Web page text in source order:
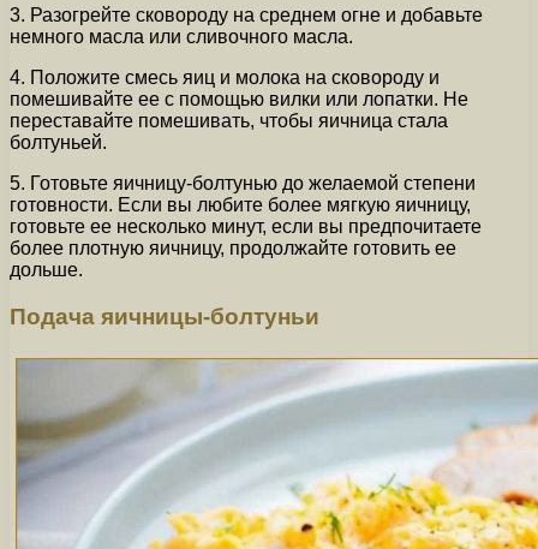
3. Разогрейте сковороду на среднем огне и добавьте
немного масла или сливочного масла.
4. Положите смесь яиц и молока на сковороду и
помешивайте ее с помощью вилки или лопатки. Не
переставайте помешивать, чтобы яичница стала
болтуньей.
5. Готовьте яичницу-болтунью до желаемой степени
готовности. Если вы любите более мягкую яичницу,
готовьте ее несколько минут, если вы предпочитаете
более плотную яичницу, продолжайте готовить ее
дольше.
Подача яичницы-болтуньи